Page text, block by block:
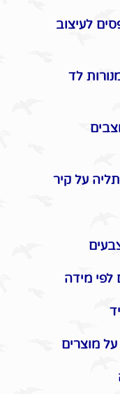
לעיצוב
לד
על קיר
מוצרים